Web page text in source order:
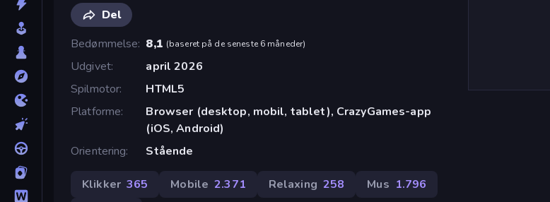
Del
Bedømmelse 8,1 (baseret på de seneste 6 måneder)
Udgivet
april 2026
Spilmotor
HTML5
Platforme
Browser (desktop, mobil, tablet), CrazyGames-app
(iOS, Android)
Orientering
Stående
Klikker 365 Mobile 2.371 Relaxing 258 Mus 1.796